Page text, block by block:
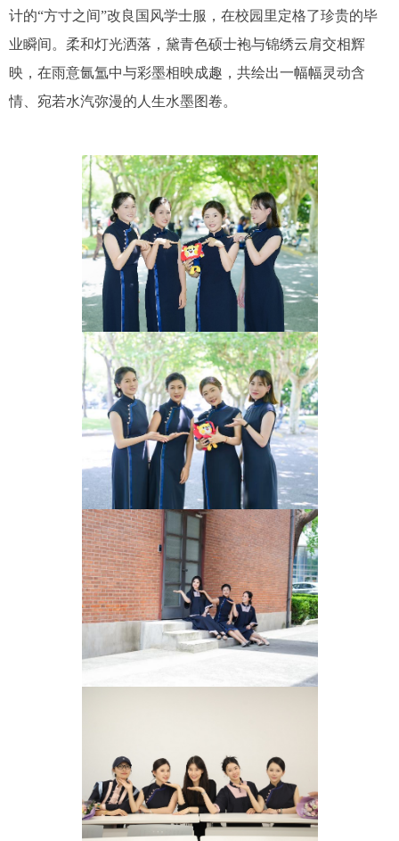
计的“方寸之间”改良国风学士服，在校园里定格了珍贵的毕
业瞬间。柔和灯光洒落，黛青色硕士袍与锦绣云肩交相辉
映，在雨意氤氲中与彩墨相映成趣，共绘出一幅幅灵动含
情、宛若水汽弥漫的人生水墨图卷。